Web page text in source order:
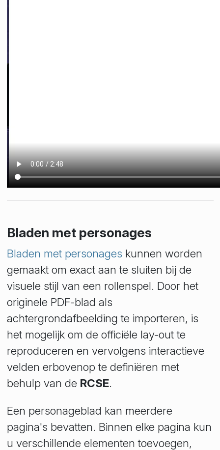
Bladen met personages
Bladen met personages kunnen worden
gemaakt om exact aan te sluiten bij de
visuele stijl van een rollenspel. Door het
originele PDF-blad als
achtergrondafbeelding te importeren, is
het mogelijk om de officiële lay-out te
reproduceren en vervolgens interactieve
velden erbovenop te definiëren met
behulp van de RCSE.
Een personageblad kan meerdere
pagina's bevatten. Binnen elke pagina kun
u verschillende elementen toevoegen,